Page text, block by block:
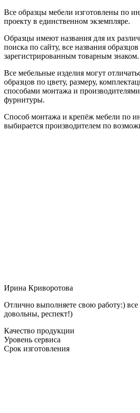
Все образцы мебели изготовлены по
проекту в единственном экземпляре.
Образцы имеют названия для их
поиска по сайту, все названия
зарегистрированным товарным знаком.
Все мебельные изделия могут
образцов по цвету, размеру,
способами монтажа и
фурнитуры.
Способ монтажа и крепёж мебели по
выбирается производителем по
Ирина Криворотова
Отлично выполняете свою работу:) все
довольны, респект!)
Качество продукции
Уровень сервиса
Срок изготовления